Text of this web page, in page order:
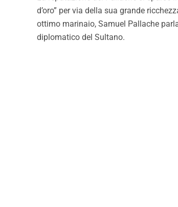
d’oro” per via della sua grande
ottimo marinaio, Samuel Pallache
diplomatico del Sultano.